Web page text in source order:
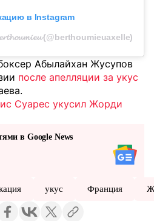
в Instagram
(@berthoumieuaxelle)
Абылайхан Жусупов
после апелляции за укус
Суарес укусил Жорди
в Google News
укус Франция